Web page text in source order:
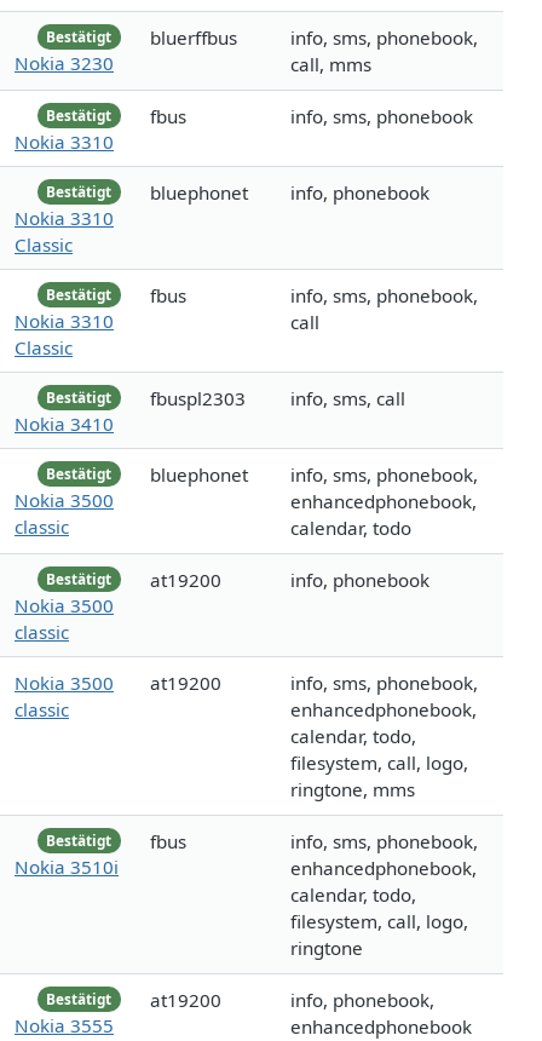
Bestätigt
Nokia 3230
bluerffbus
info, sms, phonebook,
call, mms
Bestätigt
Nokia 3310
fbus info, sms, phonebook
Bestätigt
Nokia 3310
Classic
bluephonet info, phonebook
Bestätigt
Nokia 3310
Classic
fbus
info, sms, phonebook,
call
Bestätigt
Nokia 3410
fbuspl2303 info, sms, call
Bestätigt
Nokia 3500
classic
bluephonet
info, sms, phonebook,
enhancedphonebook,
calendar, todo
Bestätigt
Nokia 3500
classic
at19200 info, phonebook
Nokia 3500
classic
at19200
info, sms, phonebook,
enhancedphonebook,
calendar, todo,
filesystem, call, logo,
ringtone, mms
Bestätigt
Nokia 3510i
fbus
info, sms, phonebook,
enhancedphonebook,
calendar, todo,
filesystem, call, logo,
ringtone
Bestätigt
Nokia 3555
at19200
info, phonebook,
enhancedphonebook